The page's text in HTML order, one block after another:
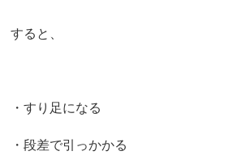
すると、
・すり足になる
・段差で引っかかる